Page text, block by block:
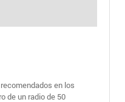
en los
de un radio de 50